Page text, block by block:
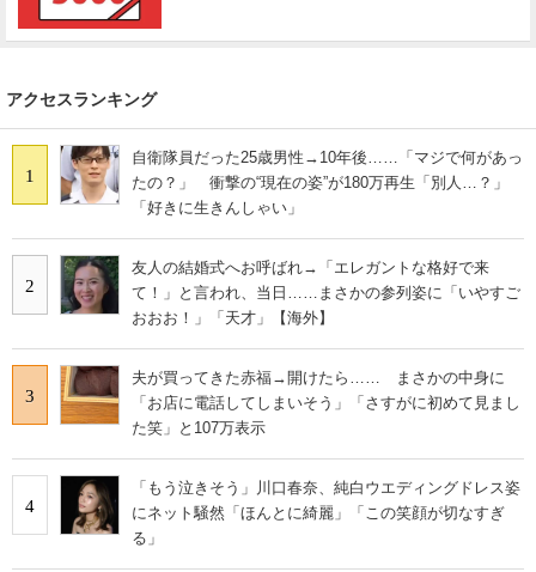
アクセスランキング
1
自衛隊員だった25歳男性→10年後……「マジで何があっ
たの？」 衝撃の“現在の姿”が180万再生「別人…？」
「好きに生きんしゃい」
2
友人の結婚式へお呼ばれ→「エレガントな格好で来
て！」と言われ、当日……まさかの参列姿に「いやすご
おおお！」「天才」【海外】
3
夫が買ってきた赤福→開けたら…… まさかの中身に
「お店に電話してしまいそう」「さすがに初めて見まし
た笑」と107万表示
4
「もう泣きそう」川口春奈、純白ウエディングドレス姿
にネット騒然「ほんとに綺麗」「この笑顔が切なすぎ
る」